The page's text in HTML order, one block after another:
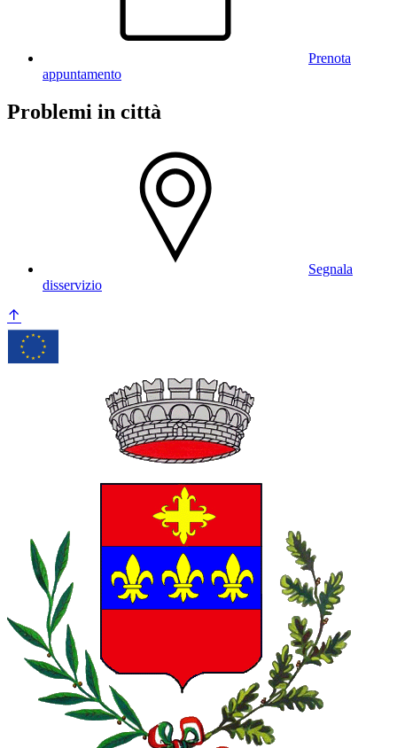
Prenota
appuntamento
Problemi in città
Segnala
disservizio